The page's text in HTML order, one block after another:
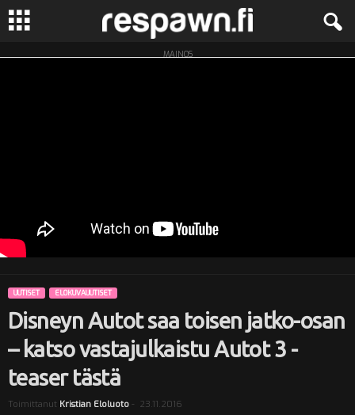
R
w
MAINOS
UUTISET ELOKUVAUUTISET
Disneyn Autot saa toisen jatko-osan
– katso vastajulkaistu Autot 3 -
teaser tästä
Toimittanut Kristian Eloluoto - 23.11.2016